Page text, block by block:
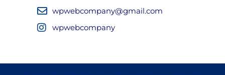
wpwebcompany@gmail.com
wpwebcompany